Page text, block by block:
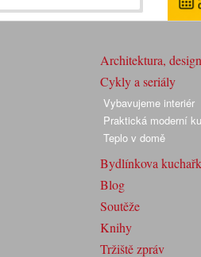
Architektura,
Cykly a seriály
Vybavujeme interiér
Praktická moderní
Teplo v domě
Bydlínkova
Blog
Soutěže
Knihy
Tržiště zpráv